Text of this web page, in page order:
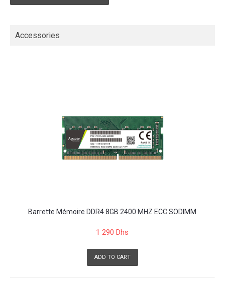
Accessories
Barrette Mémoire DDR4 8GB 2400 MHZ ECC SODIMM
1 290 Dhs
ADD TO CART